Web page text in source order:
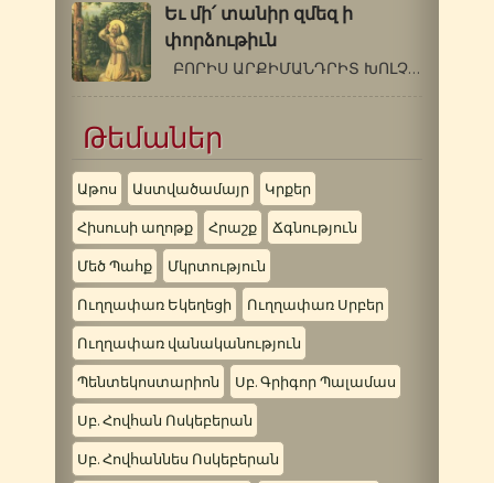
Եւ մի՛ տանիր զմեզ ի
փորձութիւն
ԲՈՐԻՍ ԱՐՔԻՄԱՆԴՐԻՏ ԽՈԼՉԵՎ (1895-1971թթ.)…
Թեմաներ
Աթոս Աստվածամայր Կրքեր
Հիսուսի աղոթք Հրաշք Ճգնություն
Մեծ Պահք Մկրտություն
Ուղղափառ Եկեղեցի Ուղղափառ Սրբեր
Ուղղափառ վանականություն
Պենտեկոստարիոն Սբ. Գրիգոր Պալամաս
Սբ. Հովհան Ոսկեբերան
Սբ. Հովհաննես Ոսկեբերան